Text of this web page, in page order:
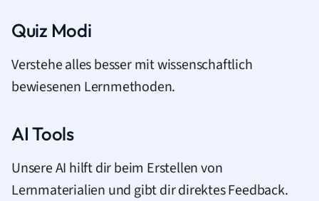
Quiz Modi
Verstehe alles besser mit wissenschaftlich
bewiesenen Lernmethoden.
AI Tools
Unsere AI hilft dir beim Erstellen von
Lernmaterialien und gibt dir direktes Feedback.